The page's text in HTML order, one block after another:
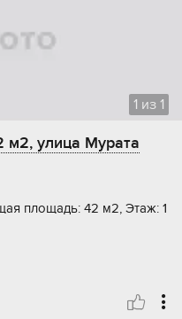
1 из 1
м2, улица Мурата
площадь: 42 м2, Этаж: 1